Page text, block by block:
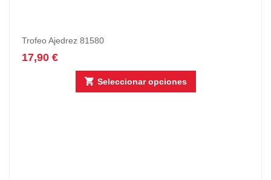
Trofeo Ajedrez 81580
17,90 €
Seleccionar opciones